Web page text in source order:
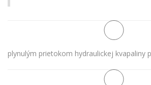
plynulým prietokom hydraulickej kvapaliny